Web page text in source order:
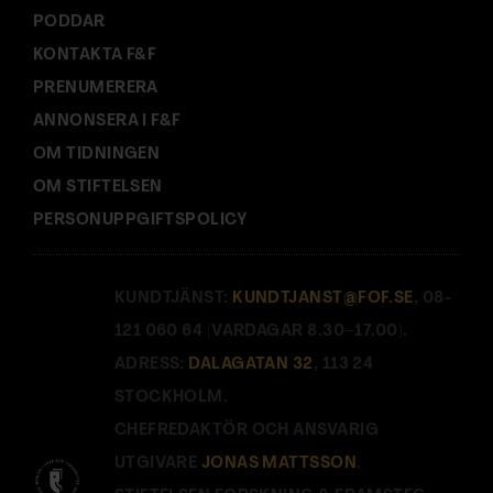
PODDAR
KONTAKTA F&F
PRENUMERERA
ANNONSERA I F&F
OM TIDNINGEN
OM STIFTELSEN
PERSONUPPGIFTSPOLICY
KUNDTJÄNST: KUNDTJANST@FOF.SE , 08-
121 060 64 (VARDAGAR 8.30–17.00).
ADRESS: DALAGATAN 32 , 113 24
STOCKHOLM.
CHEFREDAKTÖR OCH ANSVARIG
UTGIVARE JONAS MATTSSON .